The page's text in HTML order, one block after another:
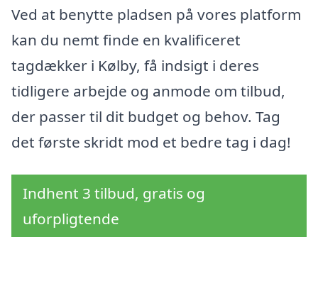
Ved at benytte pladsen på vores platform
kan du nemt finde en kvalificeret
tagdækker i Kølby, få indsigt i deres
tidligere arbejde og anmode om tilbud,
der passer til dit budget og behov. Tag
det første skridt mod et bedre tag i dag!
Indhent 3 tilbud, gratis og
uforpligtende